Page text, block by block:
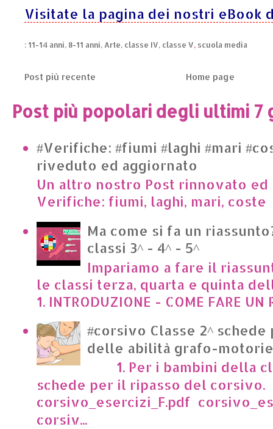
Visitate la pagina dei nostri eBook
: 11-14 anni, 8-11 anni, Arte, classe IV, classe V, scuola media
Post più recente Home page
Post più popolari degli ultimi 7
#Verifiche: #fiumi #laghi #mari
riveduto ed aggiornato
Un altro nostro Post rinnovato
Verifiche: fiumi, laghi, mari, coste
Ma come si fa un
classi 3^ - 4^ - 5^
Impariamo a fare il
le classi terza, quarta e quinta
1. INTRODUZIONE - COME FARE UN
#corsivo Classe 2^
delle abilità grafo-motorie
1. Per i bambini della
schede per il ripasso del corsivo.
corsivo_esercizi_F.pdf
corsiv...